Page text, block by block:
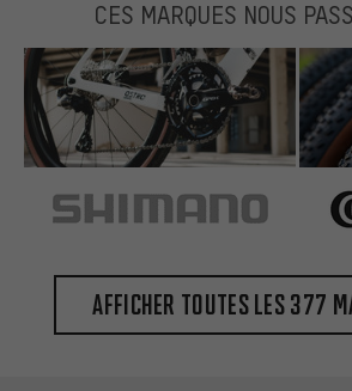
CES MARQUES NOUS
Afficher toutes les 377